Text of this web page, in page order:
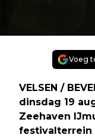
Voeg
VELSEN /
dinsdag 19
Zeehaven
festivalterrein